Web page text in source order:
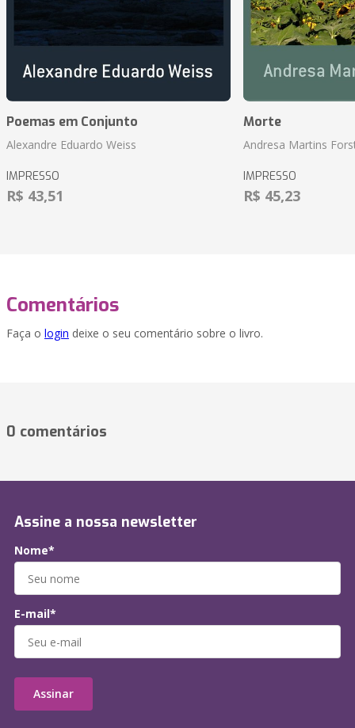
Poemas em Conjunto
Alexandre Eduardo Weiss
IMPRESSO
R$ 43,51
Morte
Andresa Martins
IMPRESSO
R$ 45,23
Comentários
Faça o login deixe o seu comentário sobre o livro.
0 comentários
Assine a nossa newsletter
Nome*
E-mail*
Assinar